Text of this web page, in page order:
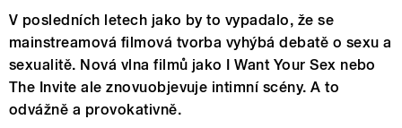
V posledních letech jako by to vypadalo, že se
mainstreamová filmová tvorba vyhýbá debatě o sexu a
sexualitě. Nová vlna filmů jako I Want Your Sex nebo
The Invite ale znovuobjevuje intimní scény. A to
odvážně a provokativně.